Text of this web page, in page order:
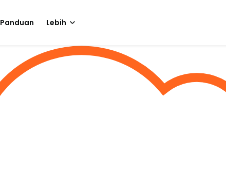
Panduan Lebih